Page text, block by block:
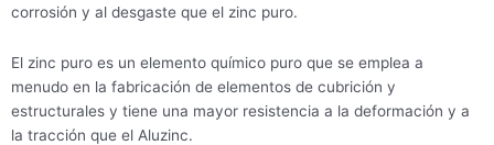
corrosión y al desgaste que el zinc puro.
El zinc puro es un elemento químico puro que se emplea a
menudo en la fabricación de elementos de cubrición y
estructurales y tiene una mayor resistencia a la deformación y a
la tracción que el Aluzinc.